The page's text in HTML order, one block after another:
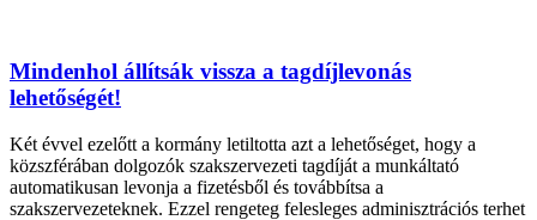
Mindenhol állítsák vissza a tagdíjlevonás
lehetőségét!
Két évvel ezelőtt a kormány letiltotta azt a lehetőséget, hogy a
közszférában dolgozók szakszervezeti tagdíját a munkáltató
automatikusan levonja a fizetésből és továbbítsa a
szakszervezeteknek. Ezzel rengeteg felesleges adminisztrációs terhet